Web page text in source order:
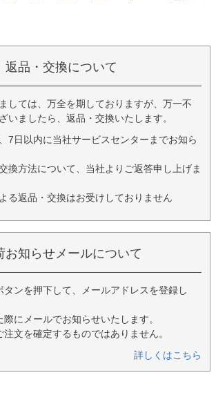
返品・交換について
しては、万全を期しておりますが、万一不
いましたら、返品・交換いたします。
7日以内に当社サービスセンターまでお知ら
換方法について、当社よりご返答申し上げま
る返品・交換はお受けしておりません
お知らせメールについて
タンを押下して、メールアドレスを登録し
にメールでお知らせいたします。
文を確定するものではありません。
詳しくはこちら